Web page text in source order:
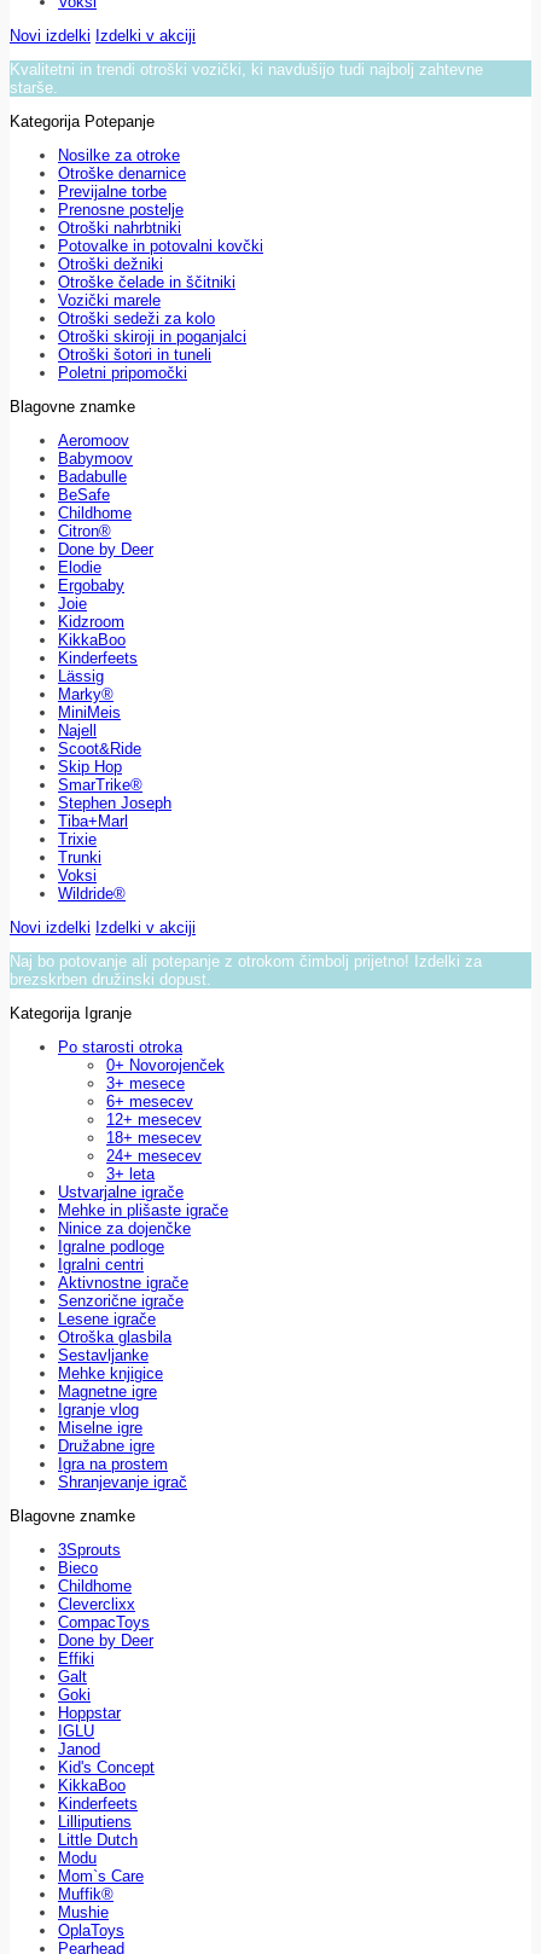
Novi izdelki Izdelki v akciji
Kvalitetni in trendi otroški vozički, ki navdušijo tudi najbolj zahtevne
starše.
Kategorija Potepanje
Nosilke za otroke
Otroške denarnice
Previjalne torbe
Prenosne postelje
Otroški nahrbtniki
Potovalke in potovalni kovčki
Otroški dežniki
Otroške čelade in ščitniki
Vozički marele
Otroški sedeži za kolo
Otroški skiroji in poganjalci
Otroški šotori in tuneli
Poletni pripomočki
Blagovne znamke
Aeromoov
Babymoov
Badabulle
BeSafe
Childhome
Citron®
Done by Deer
Elodie
Ergobaby
Joie
Kidzroom
KikkaBoo
Kinderfeets
Lässig
Marky®
MiniMeis
Najell
Scoot&Ride
Skip Hop
SmarTrike®
Stephen Joseph
Tiba+Marl
Trixie
Trunki
Voksi
Wildride®
Novi izdelki Izdelki v akciji
Naj bo potovanje ali potepanje z otrokom čimbolj prijetno! Izdelki za
brezskrben družinski dopust.
Kategorija Igranje
Po starosti otroka
0+ Novorojenček
3+ mesece
6+ mesecev
12+ mesecev
18+ mesecev
24+ mesecev
3+ leta
Ustvarjalne igrače
Mehke in plišaste igrače
Ninice za dojenčke
Igralne podloge
Igralni centri
Aktivnostne igrače
Senzorične igrače
Lesene igrače
Otroška glasbila
Sestavljanke
Mehke knjigice
Magnetne igre
Igranje vlog
Miselne igre
Družabne igre
Igra na prostem
Shranjevanje igrač
Blagovne znamke
3Sprouts
Bieco
Childhome
Cleverclixx
CompacToys
Done by Deer
Effiki
Galt
Goki
Hoppstar
IGLU
Janod
Kid's Concept
KikkaBoo
Kinderfeets
Lilliputiens
Little Dutch
Modu
Mom`s Care
Muffik®
Mushie
OplaToys
Pearhead